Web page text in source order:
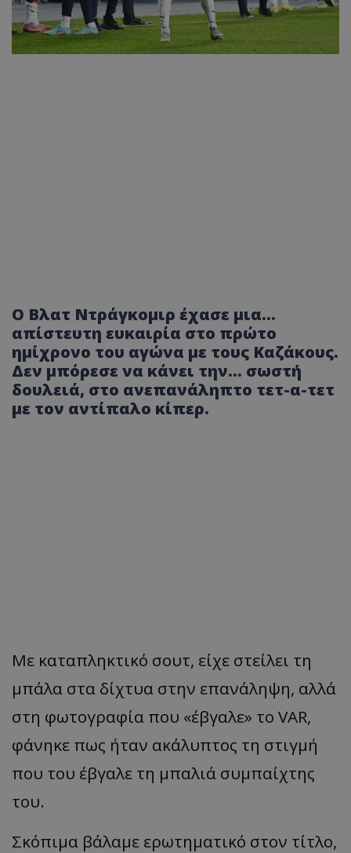
Ο Βλατ Ντράγκομιρ έχασε μια…
απίστευτη ευκαιρία στο πρώτο
ημίχρονο του αγώνα με τους Καζάκους.
Δεν μπόρεσε να κάνει την… σωστή
δουλειά, στο ανεπανάληπτο τετ-α-τετ
με τον αντίπαλο κίπερ.
Με καταπληκτικό σουτ, είχε στείλει τη
μπάλα στα δίχτυα στην επανάληψη, αλλά
στη φωτογραφία που «έβγαλε» το VAR,
φάνηκε πως ήταν ακάλυπτος τη στιγμή
που του έβγαλε τη μπαλιά συμπαίχτης
του.
Σκόπιμα βάλαμε ερωτηματικό στον τίτλο,